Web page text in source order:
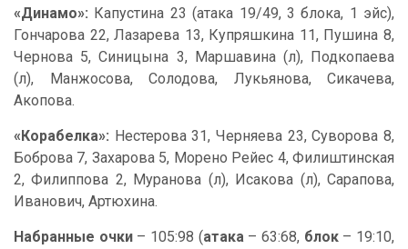
«Динамо»: Капустина 23 (атака 19/49, 3 блока, 1 эйс),
Гончарова 22, Лазарева 13, Купряшкина 11, Пушина 8,
Чернова 5, Синицына 3, Маршавина (л), Подкопаева
(л), Манжосова, Солодова, Лукьянова, Сикачева,
Акопова.
«Корабелка»: Нестерова 31, Черняева 23, Суворова 8,
Боброва 7, Захарова 5, Морено Рейес 4, Филиштинская
2, Филиппова 2, Муранова (л), Исакова (л), Сарапова,
Иванович, Артюхина.
Набранные очки– 105:98 (атака– 63:68, блок– 19:10,